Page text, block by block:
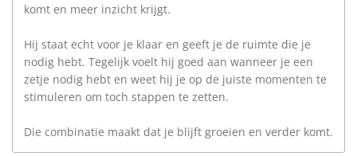
komt en meer inzicht krijgt.
Hij staat echt voor je klaar en geeft je de ruimte die je
nodig hebt. Tegelijk voelt hij goed aan wanneer je een
zetje nodig hebt en weet hij je op de juiste momenten te
stimuleren om toch stappen te zetten.
Die combinatie maakt dat je blijft groeien en verder komt.